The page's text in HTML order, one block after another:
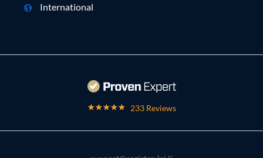
International
233 Reviews